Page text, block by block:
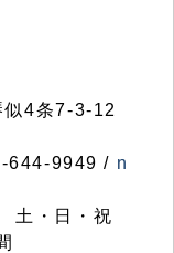
4条7-3-12
644-9949 / n
土・日・祝